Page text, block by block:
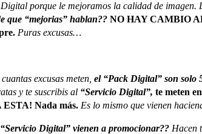
Digital porque le mejoramos la calidad de
que “mejorias” hablan?? NO HAY CAMBIO
Puras excusas…
excusas meten, el “Pack Digital” son
y te suscribis al “Servicio Digital”, te meten
ESTA! Nada más. Es lo mismo que vienen
Digital” vienen a promocionar?? Hacen